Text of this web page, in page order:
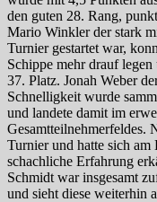
den guten 28. Rang,
Mario Winkler der stark
Turnier gestartet war,
Schippe mehr drauf
37. Platz. Jonah Weber
Schnelligkeit wurde
und landete damit im
Gesamtteilnehmerfeldes.
Turnier und hatte sich
schachliche Erfahrung
Schmidt war insgesamt
und sieht diese weiterhin